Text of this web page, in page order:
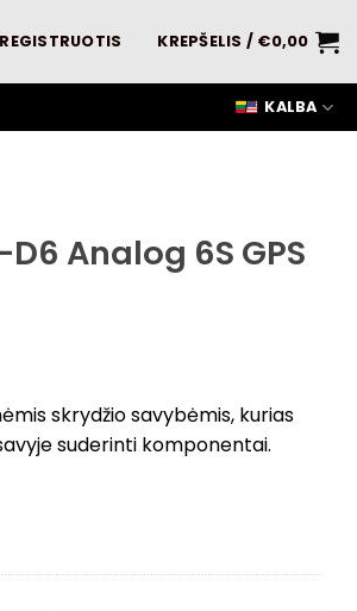
KREPŠELIS / €0,00
KALBA
Analog 6S GPS
skrydžio savybėmis, kurias
suderinti komponentai.